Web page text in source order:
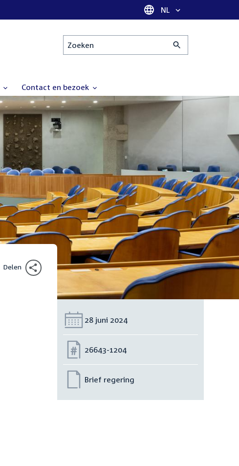
Taal selectie
NL
Zoeken
Contact en bezoek
Delen
Datum:
28 juni 2024
Nummer:
26643-1204
Brief regering